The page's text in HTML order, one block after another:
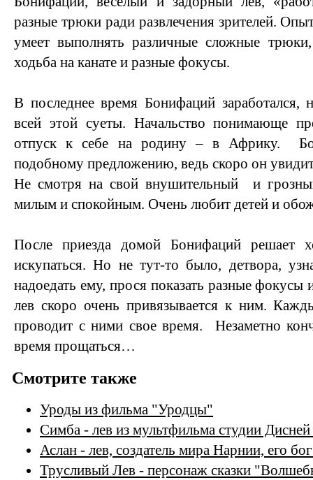
разные трюки ради развлечения зрителей.
умеет выполнять различные сложные
ходьба на канате и разные фокусы.
В последнее время Бонифаций заработался,
всей этой суеты. Начальство понимающе
отпуск к себе на родину – в Африку.
подобному предложению, ведь скоро он
Не смотря на свой внушительный и
милым и спокойным. Очень любит детей и
После приезда домой Бонифаций решает
искупаться. Но не тут-то было, детвора,
надоедать ему, прося показать разные
лев скоро очень привязывается к ним.
проводит с ними свое время. Незаметно
время прощаться…
Смотрите также
Уроды из фильма "Уродцы"
Симба - лев из мультфильма студии
Аслан - лев, создатель мира Нарнии, его
Трусливый Лев - персонаж сказки